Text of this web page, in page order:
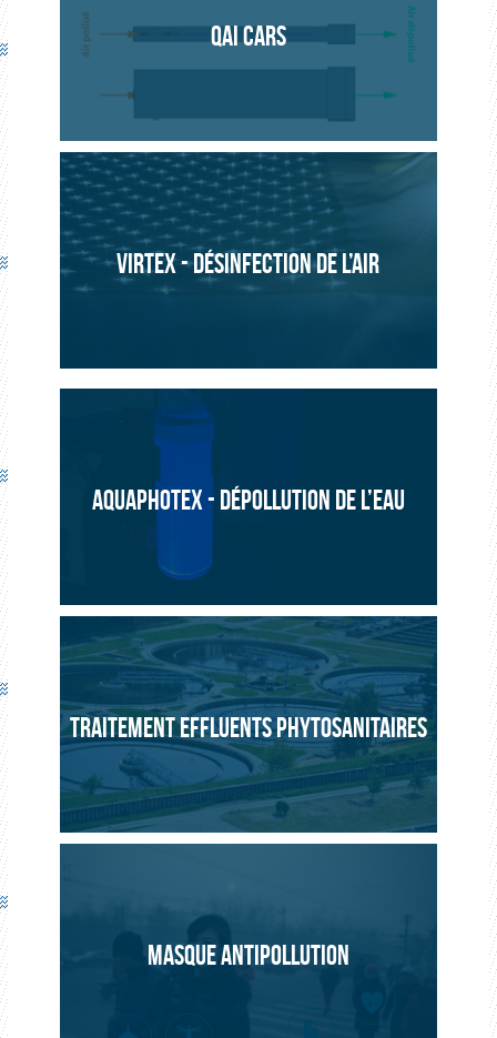
ENVIRONNEMENT
QAI CARS
VIRTEX - DÉSINFECTION DE L’AIR
AQUAPHOTEX - DÉPOLLUTION DE L’EAU
TRAITEMENT EFFLUENTS PHYTOSANITAIRES
MASQUE ANTIPOLLUTION